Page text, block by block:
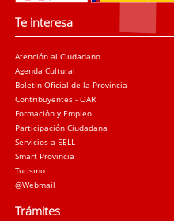
Te interesa
Atención al Ciudadano
Agenda Cultural
Boletín Oficial de la Provincia
Contribuyentes - OAR
Formación y Empleo
Participación Ciudadana
Servicios a EELL
Smart Provincia
Turismo
@Webmail
Trámites